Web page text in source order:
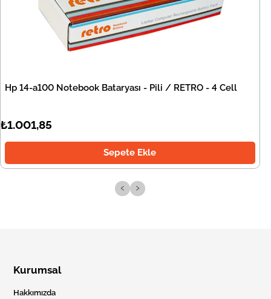
Hp 14-a100 Notebook Bataryası - Pili / RETRO - 4 Cell
₺1.001,85
Sepete Ekle
‹ ›
Kurumsal
Hakkımızda